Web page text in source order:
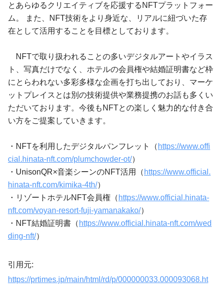
とあらゆるクリエイティブを応援するNFTプラットフォー
ム。 また、NFT技術をより身近な、リアルに紐づいた存
在として活用することを目標としております。
NFTで取り扱われることの多いデジタルアートやイラス
ト、写真だけでなく、ホテルの会員権や結婚証明書など枠
にとらわれない多彩多様な企画を打ち出しており、マーケ
ットプレイスとは別の技術提供や業務提携のお話も多くい
ただいております。今後もNFTとの楽しく魅力的な付き合
い方をご提案していきます。
・NFTを利用したデジタルパンフレット（ https://www.offi
cial.hinata-nft.com/plumchowder-ot/）
・UnisonQR×音楽シーンのNFT活用（ https://www.official.
hinata-nft.com/kimika-4th/）
・リゾートホテルNFT会員権（ https://www.official.hinata-
nft.com/voyan-resort-fuji-yamanakako/）
・NFT結婚証明書（ https://www.official.hinata-nft.com/wed
ding-nft/）
引用元:
https://prtimes.jp/main/html/rd/p/000000033.000093068.ht